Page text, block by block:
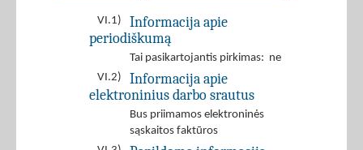
VI.1)
Informacija apie
periodiškumą
Tai pasikartojantis pirkimas: ne
VI.2)
Informacija apie
elektroninius darbo srautus
Bus priimamos elektroninės
sąskaitos faktūros